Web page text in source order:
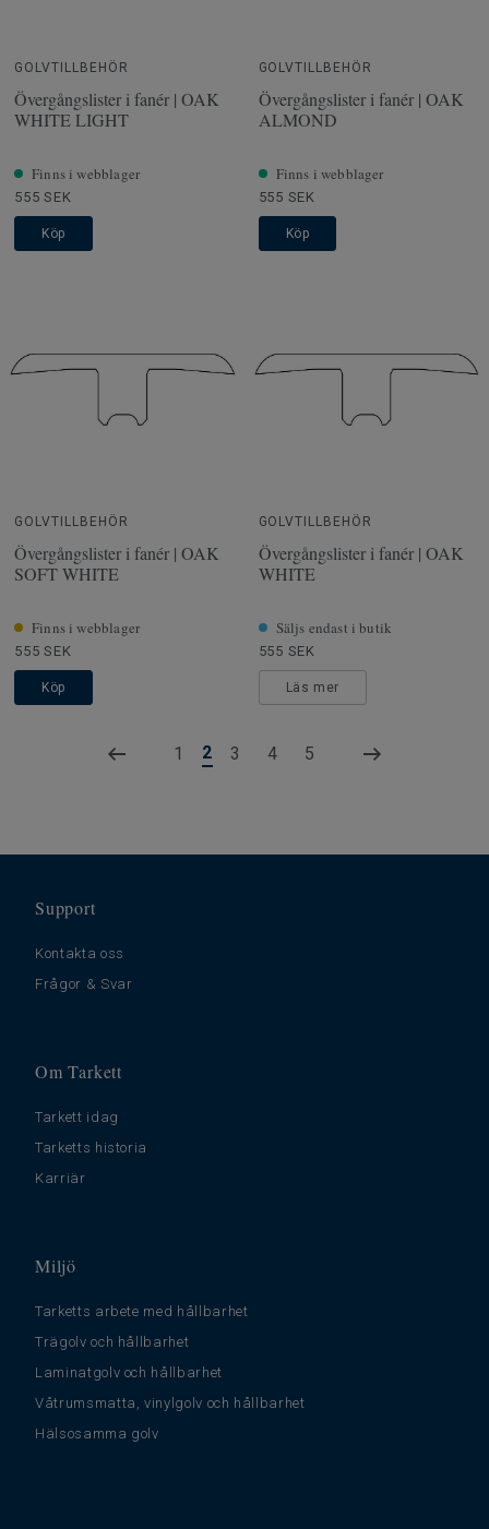
GOLVTILLBEHÖR
Övergångslister i fanér | OAK
WHITE LIGHT
Finns i webblager
555 SEK
Köp
GOLVTILLBEHÖR
Övergångslister i fanér | OAK
ALMOND
Finns i webblager
555 SEK
Köp
GOLVTILLBEHÖR
Övergångslister i fanér | OAK
SOFT WHITE
Finns i webblager
555 SEK
Köp
GOLVTILLBEHÖR
Övergångslister i fanér | OAK
WHITE
Säljs endast i butik
555 SEK
Läs mer
1 2 3 4 5
Support
Kontakta oss
Frågor & Svar
Om Tarkett
Tarkett idag
Tarketts historia
Karriär
Miljö
Tarketts arbete med hållbarhet
Trägolv och hållbarhet
Laminatgolv och hållbarhet
Våtrumsmatta, vinylgolv och hållbarhet
Hälsosamma golv